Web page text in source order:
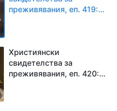
преживявания, еп. 419:
принципите
Християнски
свидетелства за
преживявания, еп. 420: